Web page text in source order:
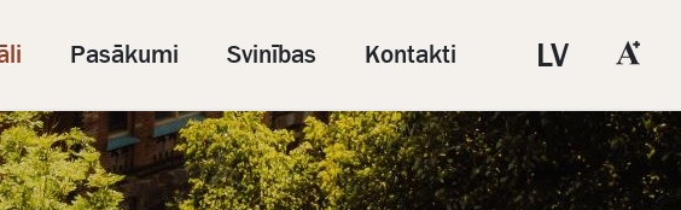
Pasākumi Svinības Kontakti LV